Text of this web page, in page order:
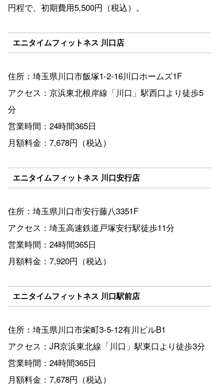
円程で、初期費用5,500円（税込）。
エニタイムフィットネス 川口店
住所：埼玉県川口市飯塚1-2-16川口ホームズ1F
アクセス：京浜東北根岸線「川口」駅西口より徒歩5
分
営業時間：24時間365日
月額料金：7,678円（税込）
エニタイムフィットネス 川口安行店
住所：埼玉県川口市安行藤八3351F
アクセス：埼玉高速鉄道戸塚安行駅徒歩11分
営業時間：24時間365日
月額料金：7,920円（税込）
エニタイムフィットネス 川口駅前店
住所：埼玉県川口市栄町3-5-12有川ビルB1
アクセス：JR京浜東北線「川口」駅東口より徒歩3分
営業時間：24時間365日
月額料金：7,678円（税込）